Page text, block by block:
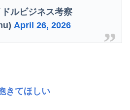
ルビジネス考察
April 26, 2026
きてほしい